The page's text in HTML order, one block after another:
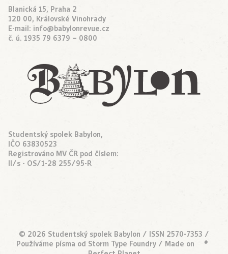
Blanická 15, Praha 2
120 00, Královské Vinohrady
E-mail: info@babylonrevue.cz
č. ú. 1935 79 6379 – 0800
Studentský spolek Babylon,
IČO 63830523
Registrováno MV ČR pod číslem:
II/s - OS/1-28 255/95-R
© 2026 Studentský spolek Babylon / ISSN 2570-7353 /
Používáme písma od Storm Type Foundry / Made on